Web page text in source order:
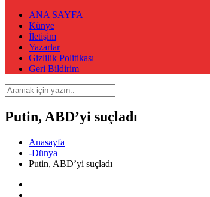
ANA SAYFA
Künye
İletişim
Yazarlar
Gizlilik Politikası
Geri Bildirim
Putin, ABD’yi suçladı
Anasayfa
-Dünya
Putin, ABD’yi suçladı